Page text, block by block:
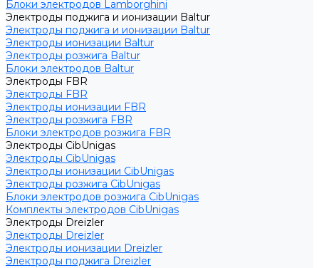
Блоки электродов Lamborghini
Электроды поджига и ионизации Baltur
Электроды поджига и ионизации Baltur
Электроды ионизации Baltur
Электроды розжига Baltur
Блоки электродов Baltur
Электроды FBR
Электроды FBR
Электроды ионизации FBR
Электроды розжига FBR
Блоки электродов розжига FBR
Электроды CibUnigas
Электроды CibUnigas
Электроды ионизации CibUnigas
Электроды розжига CibUnigas
Блоки электродов розжига CibUnigas
Комплекты электродов CibUnigas
Электроды Dreizler
Электроды Dreizler
Электроды ионизации Dreizler
Электроды поджига Dreizler